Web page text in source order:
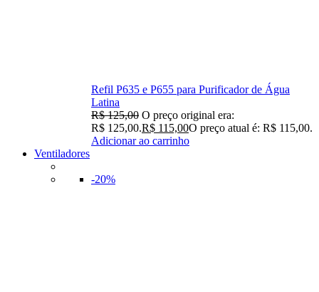
Refil P635 e P655 para Purificador de Água
Latina
R$125,00 O preço original era:
R$ 125,00.R$ 115,00O preço atual é: R$ 115,00.
Adicionar ao carrinho
Ventiladores
-20%